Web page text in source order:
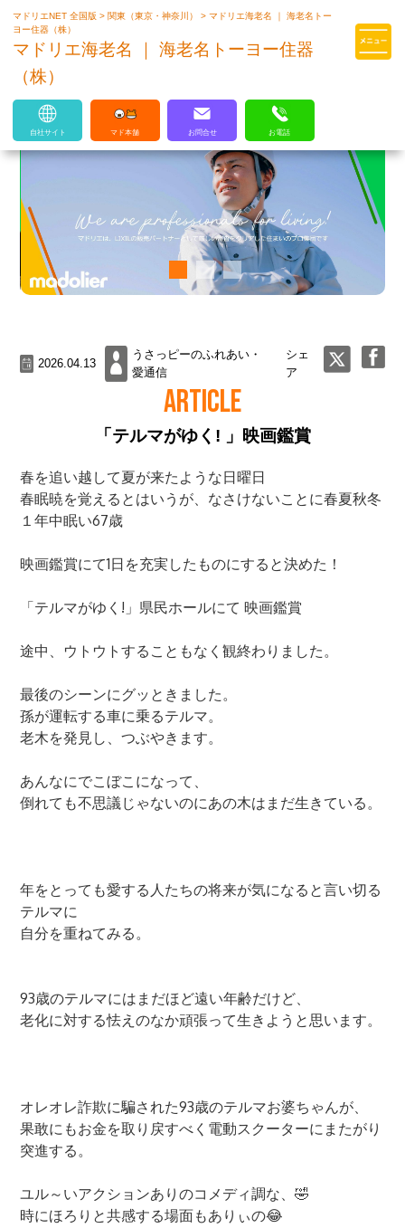
マドリエはLIXILの厳しい基準を
マドリエNET 全国版> 関東（東京・神奈川）>マドリエ海老名 ｜ 海老名トー
ヨー住器（株）
マドリエ海老名 ｜ 海老名トーヨー住器
（株）
自社サイト マド本舗 お問合せ お電話
2026.04.13
うさっピーのふれあい・
愛通信
シェ
ア
ARTICLE
「テルマがゆく! 」映画鑑賞